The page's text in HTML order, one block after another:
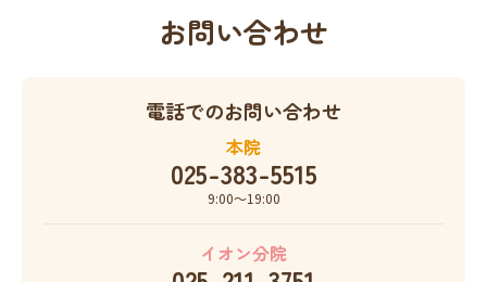
お問い合わせ
電話でのお問い合わせ
本院
025-383-5515
9:00〜19:00
イオン分院